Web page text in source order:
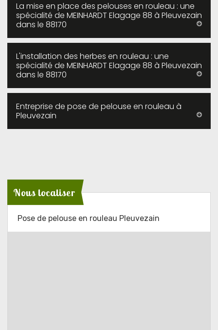
La mise en place des pelouses en rouleau : une
spécialité de MEINHARDT Elagage 88 à Pleuvezain
dans le 88170
L'installation des herbes en rouleau : une
spécialité de MEINHARDT Elagage 88 à Pleuvezain
dans le 88170
Entreprise de pose de pelouse en rouleau à
Pleuvezain
Nous localiser
Pose de pelouse en rouleau Pleuvezain